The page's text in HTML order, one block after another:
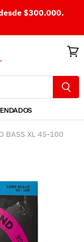
$300.000.
BASS XL 45-100